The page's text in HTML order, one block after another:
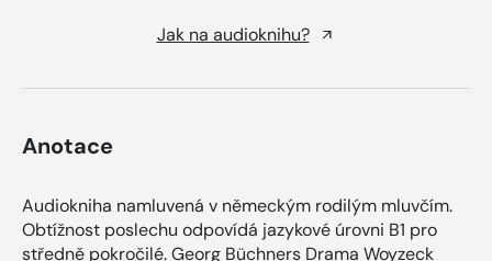
Jak na audioknihu?
Anotace
Audiokniha namluvená v německým rodilým mluvčím.
Obtížnost poslechu odpovídá jazykové úrovni B1 pro
středně pokročilé. Georg Büchners Drama Woyzeck